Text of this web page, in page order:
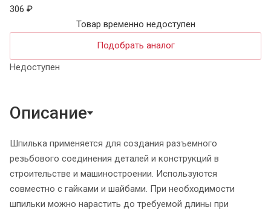
306 ₽
Товар временно недоступен
Подобрать аналог
Недоступен
Описание
Шпилька применяется для создания разъемного
резьбового соединения деталей и конструкций в
строительстве и машиностроении. Используются
совместно с гайками и шайбами. При необходимости
шпильки можно нарастить до требуемой длины при